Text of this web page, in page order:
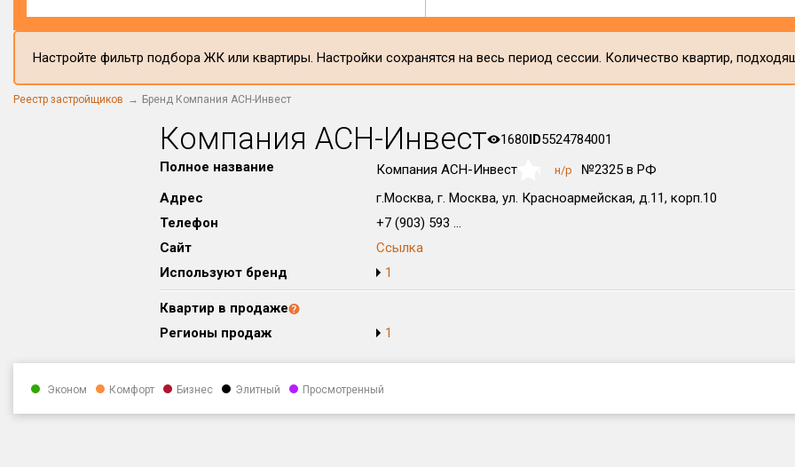
Настройте фильтр подбора ЖК или квартиры. Настройки сохранятся на весь период сессии. Количество квартир,
Реестр застройщиков Бренд Компания АСН-Инвест
Компания АСН-Инвест 1680ID5524784001
Полное название
Компания АСН-Инвест н/р
№2325 в РФ
Адрес
г.Москва, г. Москва, ул. Красноармейская, д.11, корп.10
Телефон
+7 (903) 593 ...
Сайт
Ссылка
Используют бренд
1
Квартир в продаже
Регионы продаж
1
Эконом Комфорт Бизнес Элитный Просмотренный